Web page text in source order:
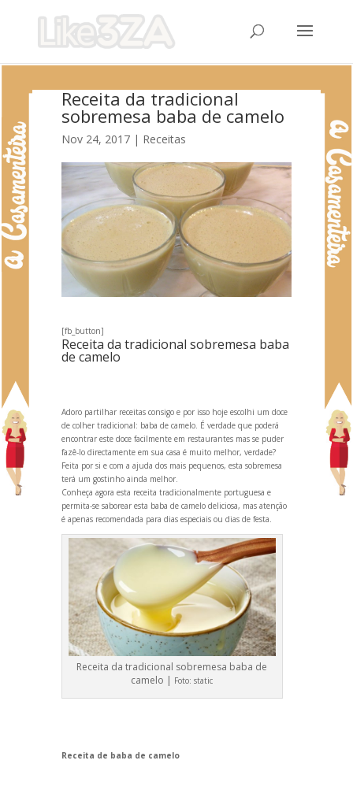
Receita da tradicional
sobremesa baba de camelo
Nov 24, 2017| Receitas
[fb_button]
Receita da tradicional sobremesa baba
de camelo
Adoro partilhar receitas consigo e por isso hoje escolhi um doce
de colher tradicional: baba de camelo. É verdade que poderá
encontrar este doce facilmente em restaurantes mas se puder
fazê-lo directamente em sua casa é muito melhor, verdade?
Feita por si e com a ajuda dos mais pequenos, esta sobremesa
terá um gostinho ainda melhor.
Conheça agora esta receita tradicionalmente portuguesa e
permita-se saborear esta baba de camelo deliciosa, mas atenção
é apenas recomendada para dias especiais ou dias de festa.
Receita da tradicional sobremesa baba de
camelo | Foto:static
Receita de baba de camelo